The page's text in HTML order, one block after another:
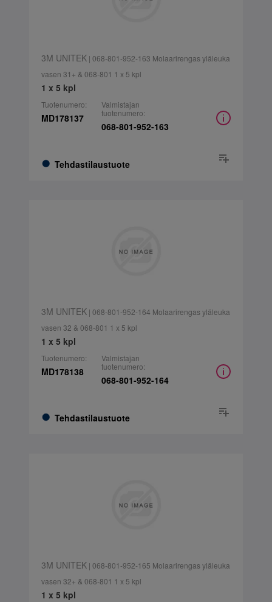
3M UNITEK| 068-801-952-163 Molaarirengas yläleuka
vasen 31+ & 068-801 1 x 5 kpl
1 x 5 kpl
Tuotenumero:
MD178137
Tehdastilaustuote
Valmistajan
tuotenumero:
068-801-952-163
3M UNITEK| 068-801-952-164 Molaarirengas yläleuka
vasen 32 & 068-801 1 x 5 kpl
1 x 5 kpl
Tuotenumero:
MD178138
Tehdastilaustuote
Valmistajan
tuotenumero:
068-801-952-164
3M UNITEK| 068-801-952-165 Molaarirengas yläleuka
vasen 32+ & 068-801 1 x 5 kpl
1 x 5 kpl